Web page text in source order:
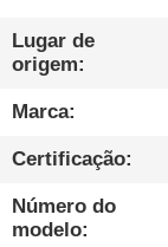
DE
RV
SOBRE
NÓS
Lugar de
origem:
Marca:
Certificação:
Número do
modelo: